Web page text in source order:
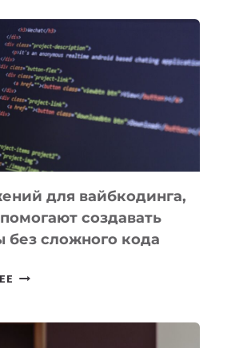
ПОЛЕЗНЫХ
ИНСТРУМЕНТОВ
ДЛЯ
РАБОТЫ
для вайбкодинга,
создавать
без сложного кода